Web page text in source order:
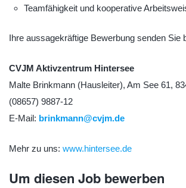
Teamfähigkeit und kooperative
Ihre aussagekräftige Bewerbung senden Sie
CVJM Aktivzentrum Hintersee
Malte Brinkmann (Hausleiter), Am See 61,
(08657) 9887-12
E-Mail: brinkmann@cvjm.de
Mehr zu uns: www.hintersee.de
Um diesen Job bewerben